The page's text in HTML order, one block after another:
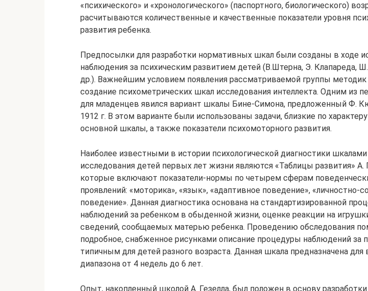
«психического» и «хронологического» (паспортного, биологического)
расчитываются количественные и качественные показатели уровня
развития ребенка.
Предпосылки для разработки нормативных шкал были созданы в ходе
наблюдения за психическим развитием детей (В.Штерна, Э. Клапареда,
др.). Важнейшим условием появления рассматриваемой группы методик
создание психометрических шкал исследования интеллекта. Одним из
для младенцев явился вариант шкалы Бине-Симона, предложенный Ф.
1912 г. В этом варианте были использованы задачи, близкие по
основной шкалы, а также показатели психомоторного развития.
Наиболее известными в истории психологической диагностики
исследования детей первых лет жизни являются «Таблицы развития» А.
которые включают показатели-нормы по четырем сферам
проявлений: «моторика», «язык», «адаптивное поведение», «личностно-
поведение». Данная диагностика основана на стандартизированной
наблюдений за ребенком в обыденной жизни, оценке реакции на
сведений, сообщаемых матерью ребенка. Проведению обследования
подробное, снабженное рисунками описание процедуры наблюдений за
типичным для детей разного возраста. Данная шкала предназначена для
диапазона от 4 недель до 6 лет.
Опыт, накопленный школой А. Гезелла, был положен в основу